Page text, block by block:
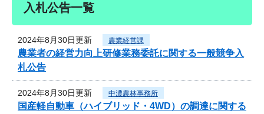
入札公告一覧
2024年8月30日更新 農業経営課
農業者の経営力向上研修業務委託に関する一般競争入
札公告
2024年8月30日更新 中濃農林事務所
国産軽自動車（ハイブリッド・4WD）の調達に関する